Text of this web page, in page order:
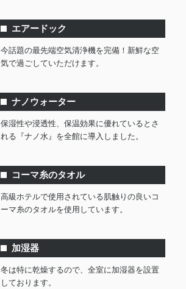
エアードック
今話題の最先端空気清浄機を完備！新鮮な空
気で過ごしていただけます。
ナノウォーター
保湿性や浸透性、保温効果に優れているとさ
れる『ナノ水』を全館に導入しました。
コーマ糸のタオル
高級ホテルで使用されている肌触りの良いコ
ーマ糸のタオルを使用しています。
加湿器
冬は特に乾燥するので、全室に加湿器を設置
しております。